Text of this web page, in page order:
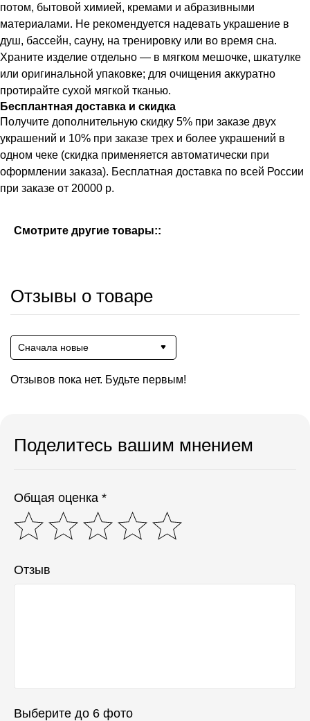
потом, бытовой химией, кремами и абразивными
материалами. Не рекомендуется надевать украшение в
душ, бассейн, сауну, на тренировку или во время сна.
Храните изделие отдельно — в мягком мешочке, шкатулке
или оригинальной упаковке; для очищения аккуратно
протирайте сухой мягкой тканью.
Бесплантная доставка и скидка
Получите дополнительную скидку 5% при заказе двух
украшений и 10% при заказе трех и более украшений в
одном чеке (скидка применяется автоматически при
оформлении заказа). Бесплатная доставка по всей России
при заказе от 20000 р.
Смотрите другие товары::
Отзывы о товаре
Сначала новые
Отзывов пока нет. Будьте первым!
Поделитесь вашим мнением
Общая оценка *
Отзыв
Выберите до 6 фото